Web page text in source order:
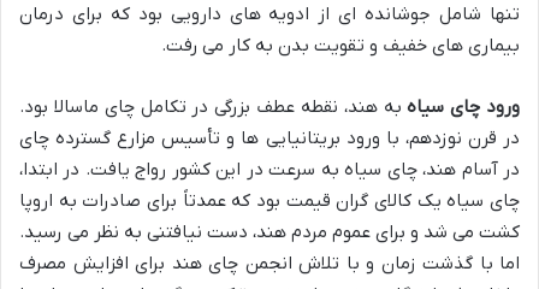
تنها شامل جوشانده ای از ادویه های دارویی بود که برای درمان
بیماری های خفیف و تقویت بدن به کار می رفت.
ورود چای سیاهبه هند، نقطه عطف بزرگی در تکامل چای ماسالا بود.
در قرن نوزدهم، با ورود بریتانیایی ها و تأسیس مزارع گسترده چای
در آسام هند، چای سیاه به سرعت در این کشور رواج یافت. در ابتدا،
چای سیاه یک کالای گران قیمت بود که عمدتاً برای صادرات به اروپا
کشت می شد و برای عموم مردم هند، دست نیافتنی به نظر می رسید.
اما با گذشت زمان و با تلاش انجمن چای هند برای افزایش مصرف